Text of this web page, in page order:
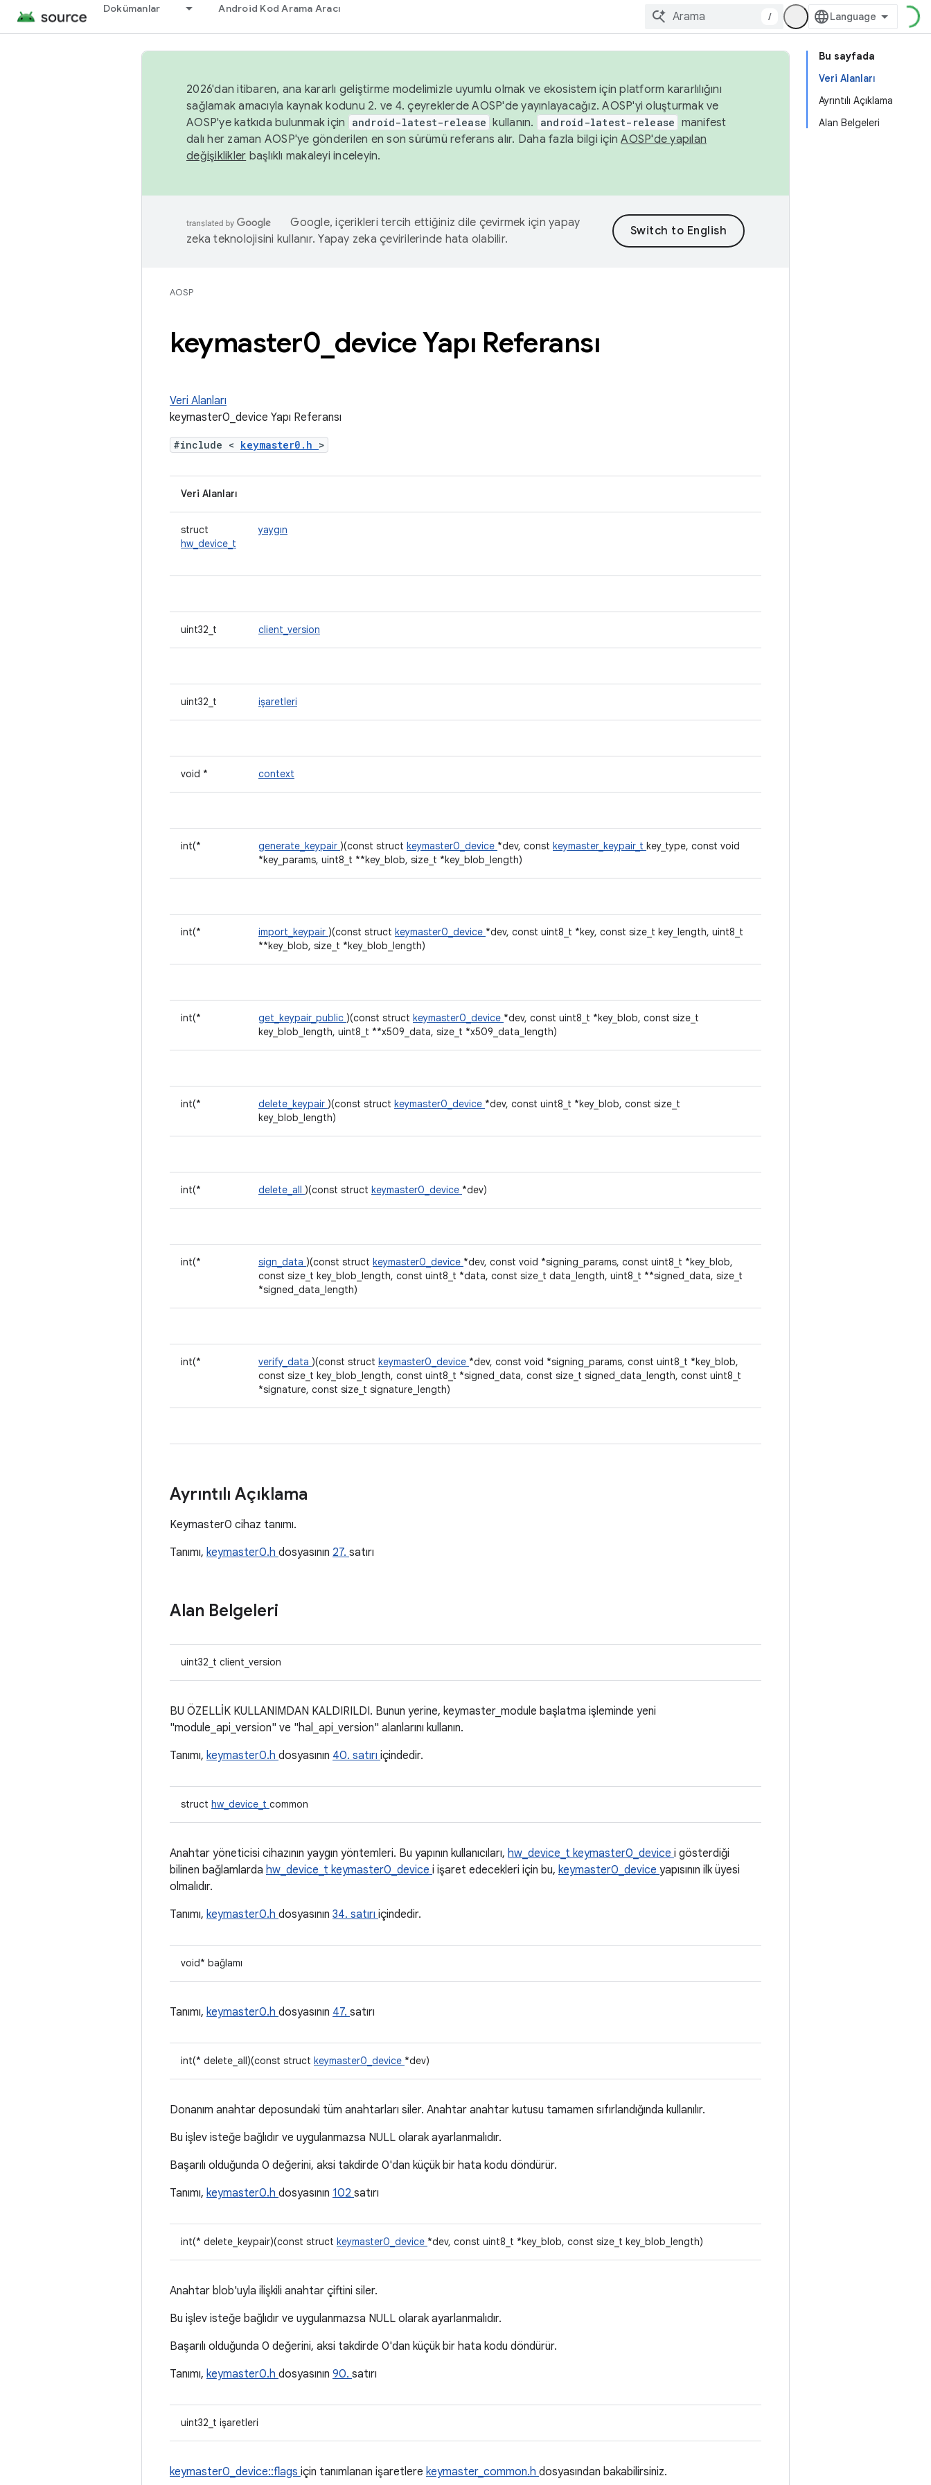
Dokümanlar Android Kod Arama Aracı
/
Bu sayfada
Veri Alanları
Ayrıntılı Açıklama
Alan Belgeleri
2026'dan itibaren, ana kararlı geliştirme modelimizle uyumlu olmak ve ekosistem için platform kararlılığını
sağlamak amacıyla kaynak kodunu 2. ve 4. çeyreklerde AOSP'de yayınlayacağız. AOSP'yi oluşturmak ve
AOSP'ye katkıda bulunmak için
android-latest-release kullanın. android-latest-release manifest
dalı her zaman AOSP'ye gönderilen en son sürümü referans alır. Daha fazla bilgi içinAOSP'de yapılan
değişiklikler başlıklı makaleyi inceleyin.
Google, içerikleri tercih ettiğiniz dile çevirmek için yapay
zeka teknolojisini kullanır. Yapay zeka çevirilerinde hata olabilir.
AOSP
keymaster0 device Yapı Referansı
Veri Alanları
keymaster0_device Yapı Referansı
#include < keymaster0.h >
Veri Alanları
struct
hw_device_t
yaygın
uint32_t client_version
uint32_t işaretleri
void * context
int(* generate_keypair )(const struct keymaster0_device *dev, const keymaster_keypair_t key_type, const void
*key_params, uint8_t **key_blob, size_t *key_blob_length)
int(* import_keypair )(const struct keymaster0_device *dev, const uint8_t *key, const size_t key_length, uint8_t
**key_blob, size_t *key_blob_length)
int(* get_keypair_public )(const struct keymaster0_device *dev, const uint8_t *key_blob, const size_t
key_blob_length, uint8_t **x509_data, size_t *x509_data_length)
int(* delete_keypair )(const struct keymaster0_device *dev, const uint8_t *key_blob, const size_t
key_blob_length)
int(* delete_all )(const struct keymaster0_device *dev)
int(* sign_data )(const struct keymaster0_device *dev, const void *signing_params, const uint8_t *key_blob,
const size_t key_blob_length, const uint8_t *data, const size_t data_length, uint8_t **signed_data, size_t
*signed_data_length)
int(* verify_data )(const struct keymaster0_device *dev, const void *signing_params, const uint8_t *key_blob,
const size_t key_blob_length, const uint8_t *signed_data, const size_t signed_data_length, const uint8_t
*signature, const size_t signature_length)
Ayrıntılı Açıklama
Keymaster0 cihaz tanımı.
Tanımı, keymaster0.h dosyasının 27. satırı
Alan Belgeleri
uint32_t client_version
BU ÖZELLİK KULLANIMDAN KALDIRILDI. Bunun yerine, keymaster_module başlatma işleminde yeni
"module_api_version" ve "hal_api_version" alanlarını kullanın.
Tanımı, keymaster0.h dosyasının 40. satırı içindedir.
struct hw_device_t common
Anahtar yöneticisi cihazının yaygın yöntemleri. Bu yapının kullanıcıları, hw_device_t keymaster0_device i gösterdiği
bilinen bağlamlarda hw_device_t keymaster0_device i işaret edecekleri için bu, keymaster0_device yapısının ilk üyesi
olmalıdır.
Tanımı, keymaster0.h dosyasının 34. satırı içindedir.
void* bağlamı
Tanımı, keymaster0.h dosyasının 47. satırı
int(* delete_all)(const struct keymaster0_device *dev)
Donanım anahtar deposundaki tüm anahtarları siler. Anahtar anahtar kutusu tamamen sıfırlandığında kullanılır.
Bu işlev isteğe bağlıdır ve uygulanmazsa NULL olarak ayarlanmalıdır.
Başarılı olduğunda 0 değerini, aksi takdirde 0'dan küçük bir hata kodu döndürür.
Tanımı, keymaster0.h dosyasının 102 satırı
int(* delete_keypair)(const struct keymaster0_device *dev, const uint8_t *key_blob, const size_t key_blob_length)
Anahtar blob'uyla ilişkili anahtar çiftini siler.
Bu işlev isteğe bağlıdır ve uygulanmazsa NULL olarak ayarlanmalıdır.
Başarılı olduğunda 0 değerini, aksi takdirde 0'dan küçük bir hata kodu döndürür.
Tanımı, keymaster0.h dosyasının 90. satırı
uint32_t işaretleri
keymaster0_device::flags için tanımlanan işaretlere keymaster_common.h dosyasından bakabilirsiniz.